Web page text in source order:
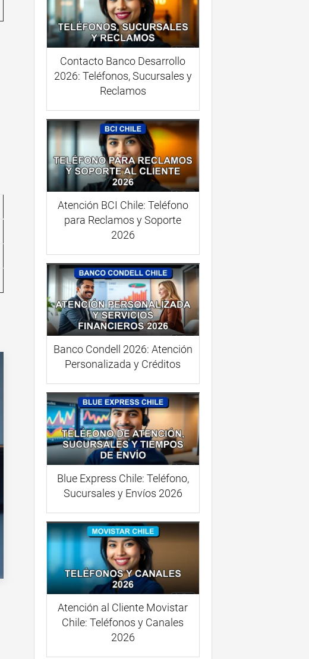
Contacto Banco Desarrollo
2026: Teléfonos, Sucursales y
Reclamos
Atención BCI Chile: Teléfono
para Reclamos y Soporte
2026
Banco Condell 2026: Atención
Personalizada y Créditos
Blue Express Chile: Teléfono,
Sucursales y Envíos 2026
Atención al Cliente Movistar
Chile: Teléfonos y Canales
2026